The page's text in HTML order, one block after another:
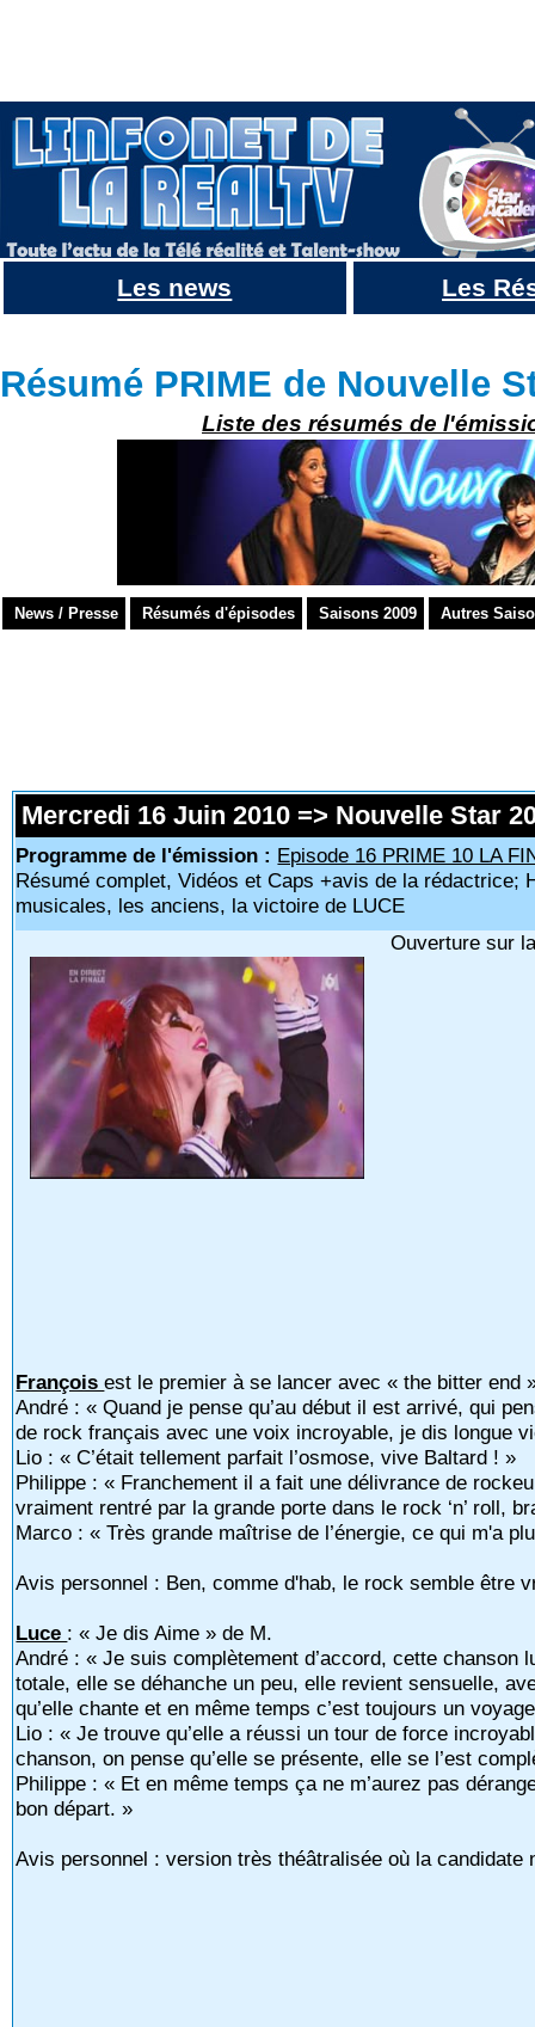
Les news Les
Résumé PRIME de Nouvelle
Liste des résumés de
News / Presse Résumés d'épisodes Saisons 2009 Autres
Mercredi 16 Juin 2010 => Nouvelle Star
Programme de l'émission : Episode 16 PRIME 10 LA
Résumé complet, Vidéos et Caps +avis de la
musicales, les anciens, la victoire de LUCE
Ouverture sur
Françoisest le premier à se lancer avec « the bitter
André : « Quand je pense qu’au début il est arrivé, qui
de rock français avec une voix incroyable, je dis longue
Lio : « C’était tellement parfait l’osmose, vive Baltard ! »
Philippe : « Franchement il a fait une délivrance de
vraiment rentré par la grande porte dans le rock ‘n’ roll,
Marco : « Très grande maîtrise de l’énergie, ce qui m'a
Avis personnel : Ben, comme d'hab, le rock semble être
Luce : « Je dis Aime » de M.
André : « Je suis complètement d’accord, cette
totale, elle se déhanche un peu, elle revient sensuelle,
qu’elle chante et en même temps c’est toujours un
Lio : « Je trouve qu’elle a réussi un tour de force
chanson, on pense qu’elle se présente, elle se l’est
Philippe : « Et en même temps ça ne m’aurez pas
bon départ. »
Avis personnel : version très théâtralisée où la